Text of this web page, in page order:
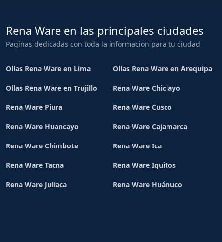
Rena Ware en las principales ciudades
Paginas dedicadas con toda la informacion para tu ciudad
Ollas Rena Ware en Lima Ollas Rena Ware en Arequipa
Ollas Rena Ware en Trujillo Rena Ware Chiclayo
Rena Ware Piura Rena Ware Cusco
Rena Ware Huancayo Rena Ware Cajamarca
Rena Ware Chimbote Rena Ware Ica
Rena Ware Tacna Rena Ware Iquitos
Rena Ware Juliaca Rena Ware Huánuco